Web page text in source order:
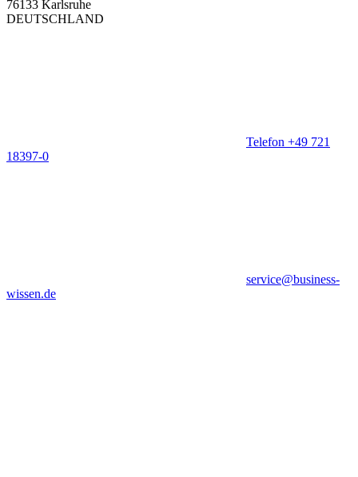
76133 Karlsruhe
DEUTSCHLAND
Telefon +49 721
18397-0
service@business-
wissen.de